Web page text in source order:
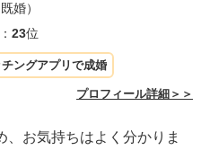
クミラーとしてだけ利用
来に対する不安や期待を
ありのままの彼との繋がり
婚）
23位
チングアプリで成婚
プロフィール詳細＞＞
お気持ちはよく分かりま